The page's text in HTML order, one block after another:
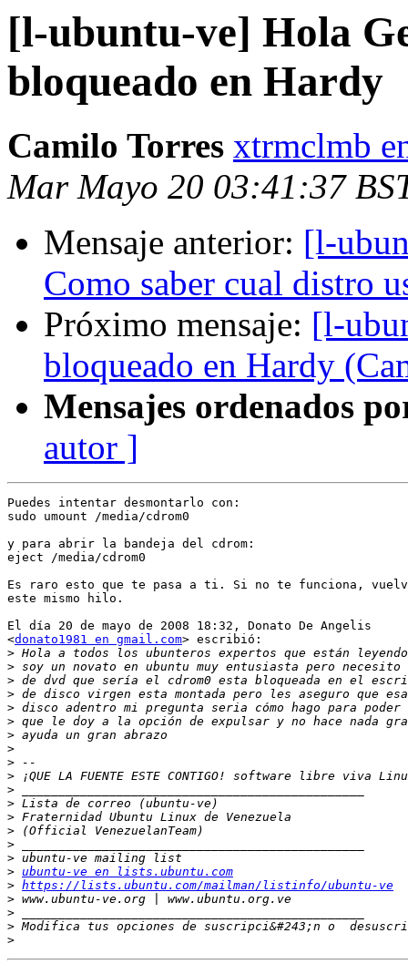
[l-ubuntu-ve] Hola
bloqueado en Hardy
Camilo Torres xtrmclmb
Mar Mayo 20 03:41:37
Mensaje anterior: [l-
Como saber cual distro
Próximo mensaje: [l-
bloqueado en Hardy
Mensajes ordenados
autor ]
Puedes intentar desmontarlo con:
sudo umount /media/cdrom0
y para abrir la bandeja del cdrom:
eject /media/cdrom0
Es raro esto que te pasa a ti. Si no te funciona,
este mismo hilo.
El día 20 de mayo de 2008 18:32, Donato De Angelis
<donato1981 en gmail.com> escribió:
>
>
>
>
>
>
>
>
>
>
>
>
>
>
>
>
> ubuntu-ve en lists.ubuntu.com
> https://lists.ubuntu.com/mailman/listinfo/ubuntu-ve
>
>
> Modifica tus opciones de suscripci&#243;n o
>